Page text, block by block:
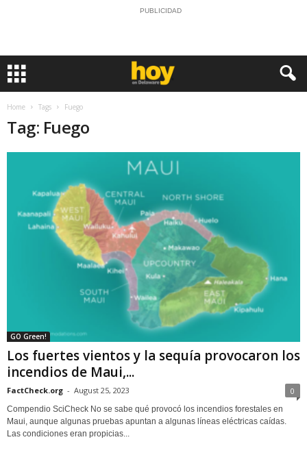
PUBLICIDAD
Home Tags Fuego
Tag: Fuego
GO Green!
Los fuertes vientos y la sequía provocaron los
incendios de Maui,...
FactCheck.org - August 25, 2023 0
Compendio SciCheck No se sabe qué provocó los incendios forestales en
Maui, aunque algunas pruebas apuntan a algunas líneas eléctricas caídas.
Las condiciones eran propicias...